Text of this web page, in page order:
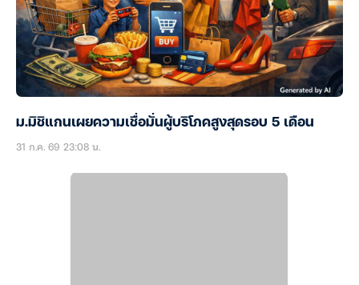
ม.มิชิแกนเผยความเชื่อมั่นผู้บริโภคสูงสุดรอบ 5 เดือน
31 ก.ค. 69 23:08 น.